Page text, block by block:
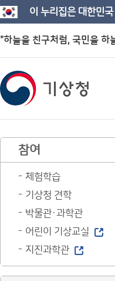
이 누리집은 대한민
"하늘을 친구처럼, 국민을 하
참여
체험학습
기상청 견학
박물관·과학관
어린이 기상교실
지진과학관